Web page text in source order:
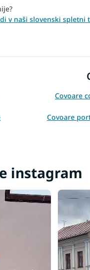
v naši slovenski
Covoare
Covoare
instagram